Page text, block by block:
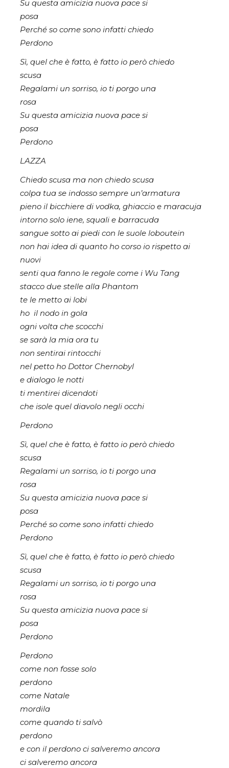
Su questa amicizia nuova pace si
posa
Perché so come sono infatti chiedo
Perdono
Sì, quel che è fatto, è fatto io però chiedo
scusa
Regalami un sorriso, io ti porgo una
rosa
Su questa amicizia nuova pace si
posa
Perdono
LAZZA
Chiedo scusa ma non chiedo scusa
colpa tua se indosso sempre un’armatura
pieno il bicchiere di vodka, ghiaccio e maracuja
intorno solo iene, squali e barracuda
sangue sotto ai piedi con le suole loboutein
non hai idea di quanto ho corso io rispetto ai
nuovi
senti qua fanno le regole come i Wu Tang
stacco due stelle alla Phantom
te le metto ai lobi
ho il nodo in gola
ogni volta che scocchi
se sarà la mia ora tu
non sentirai rintocchi
nel petto ho Dottor Chernobyl
e dialogo le notti
ti mentirei dicendoti
che isole quel diavolo negli occhi
Perdono
Sì, quel che è fatto, è fatto io però chiedo
scusa
Regalami un sorriso, io ti porgo una
rosa
Su questa amicizia nuova pace si
posa
Perché so come sono infatti chiedo
Perdono
Sì, quel che è fatto, è fatto io però chiedo
scusa
Regalami un sorriso, io ti porgo una
rosa
Su questa amicizia nuova pace si
posa
Perdono
Perdono
come non fosse solo
perdono
come Natale
mordila
come quando ti salvò
perdono
e con il perdono ci salveremo ancora
ci salveremo ancora